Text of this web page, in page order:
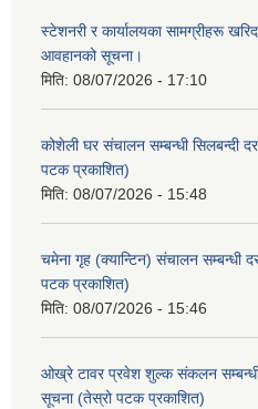
स्टेशनरी र कार्यालयका सामग्रीहरू
आवहानको सूचना।
मिति: 08/07/2026 - 17:10
कोशेली घर संचालन सम्बन्धी सिलबन्दी
पटक प्रकाशित)
मिति: 08/07/2026 - 15:48
चमेना गृह (क्यान्टिन) संचालन सम्बन्धी
पटक प्रकाशित)
मिति: 08/07/2026 - 15:46
ओख्रे टावर प्रवेश शुल्क संकलन सम्बन्धी
सूचना (तेस्रो पटक प्रकाशित)